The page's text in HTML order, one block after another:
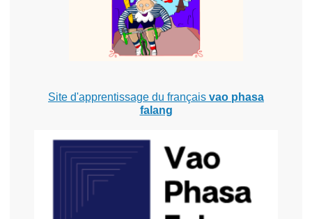
Site d'apprentissage du français vao phasa
falang